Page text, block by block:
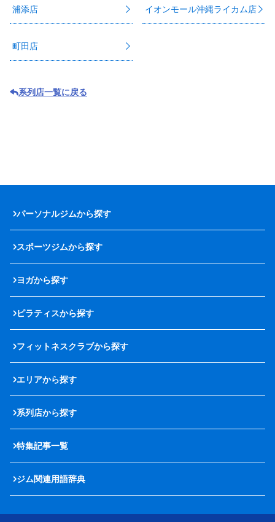
浦添店 イオンモール沖縄ライカム店
町田店
系列店一覧に戻る
パーソナルジムから探す
スポーツジムから探す
ヨガから探す
ピラティスから探す
フィットネスクラブから探す
エリアから探す
系列店から探す
特集記事一覧
ジム関連用語辞典